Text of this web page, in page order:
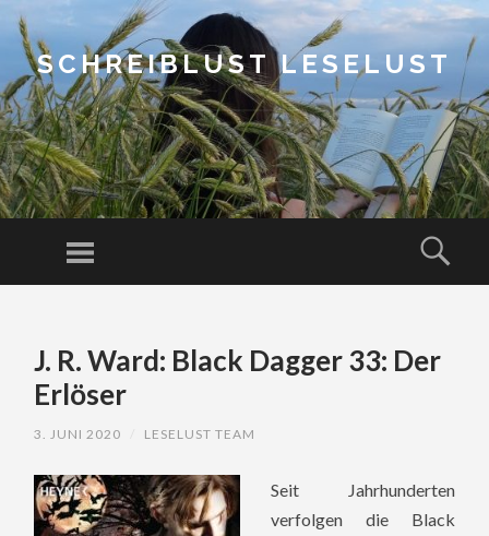
SCHREIBLUST LESELUST
Menu
CONTENTJ. R. Ward: Black Dagger 33: Der
Erlöser
3. JUNI 2020 LESELUST TEAM
Seit Jahrhunderten
verfolgen die Black